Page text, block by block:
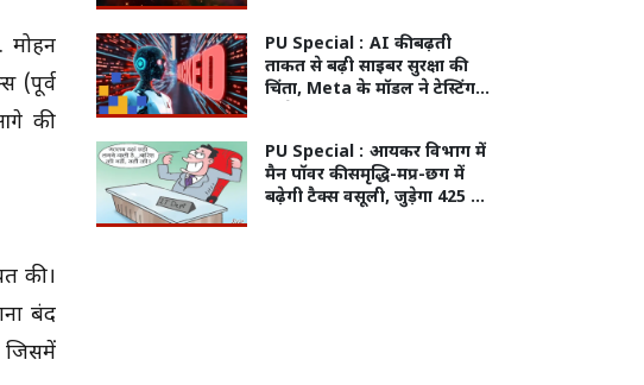
मोहन
(पूर्व
की
की।
बंद
जिसमें
PU Special : AI की बढ़ती
ताकत से बढ़ी साइबर सुरक्षा की
चिंता, Meta के मॉडल ने टेस्टिंग में
एक्सेस
PU Special : आयकर विभाग में
मैन पॉवर की समृद्धि-मप्र-छग में
बढ़ेगी टैक्स वसूली, जुड़ेगा 425 का